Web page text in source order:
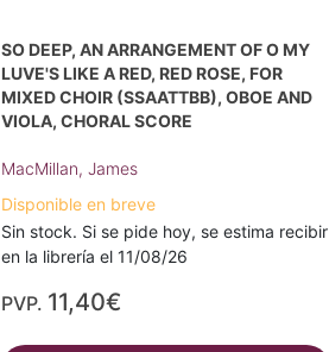
SO DEEP, AN ARRANGEMENT OF O MY
LUVE'S LIKE A RED, RED ROSE, FOR
MIXED CHOIR (SSAATTBB), OBOE AND
VIOLA, CHORAL SCORE
MacMillan, James
Disponible en breve
Sin stock. Si se pide hoy, se estima recibir
en la librería el 11/08/26
PVP. 11,40€